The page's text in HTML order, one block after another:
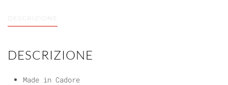
DESCRIZIONE
DESCRIZIONE
Made in Cadore